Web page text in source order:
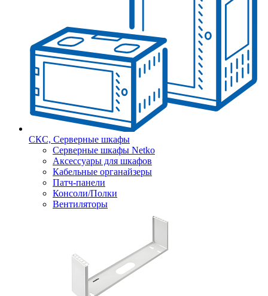
СКС, Серверные шкафы
Серверные шкафы Netko
Аксессуары для шкафов
Кабельные органайзеры
Патч-панели
Консоли/Полки
Вентиляторы